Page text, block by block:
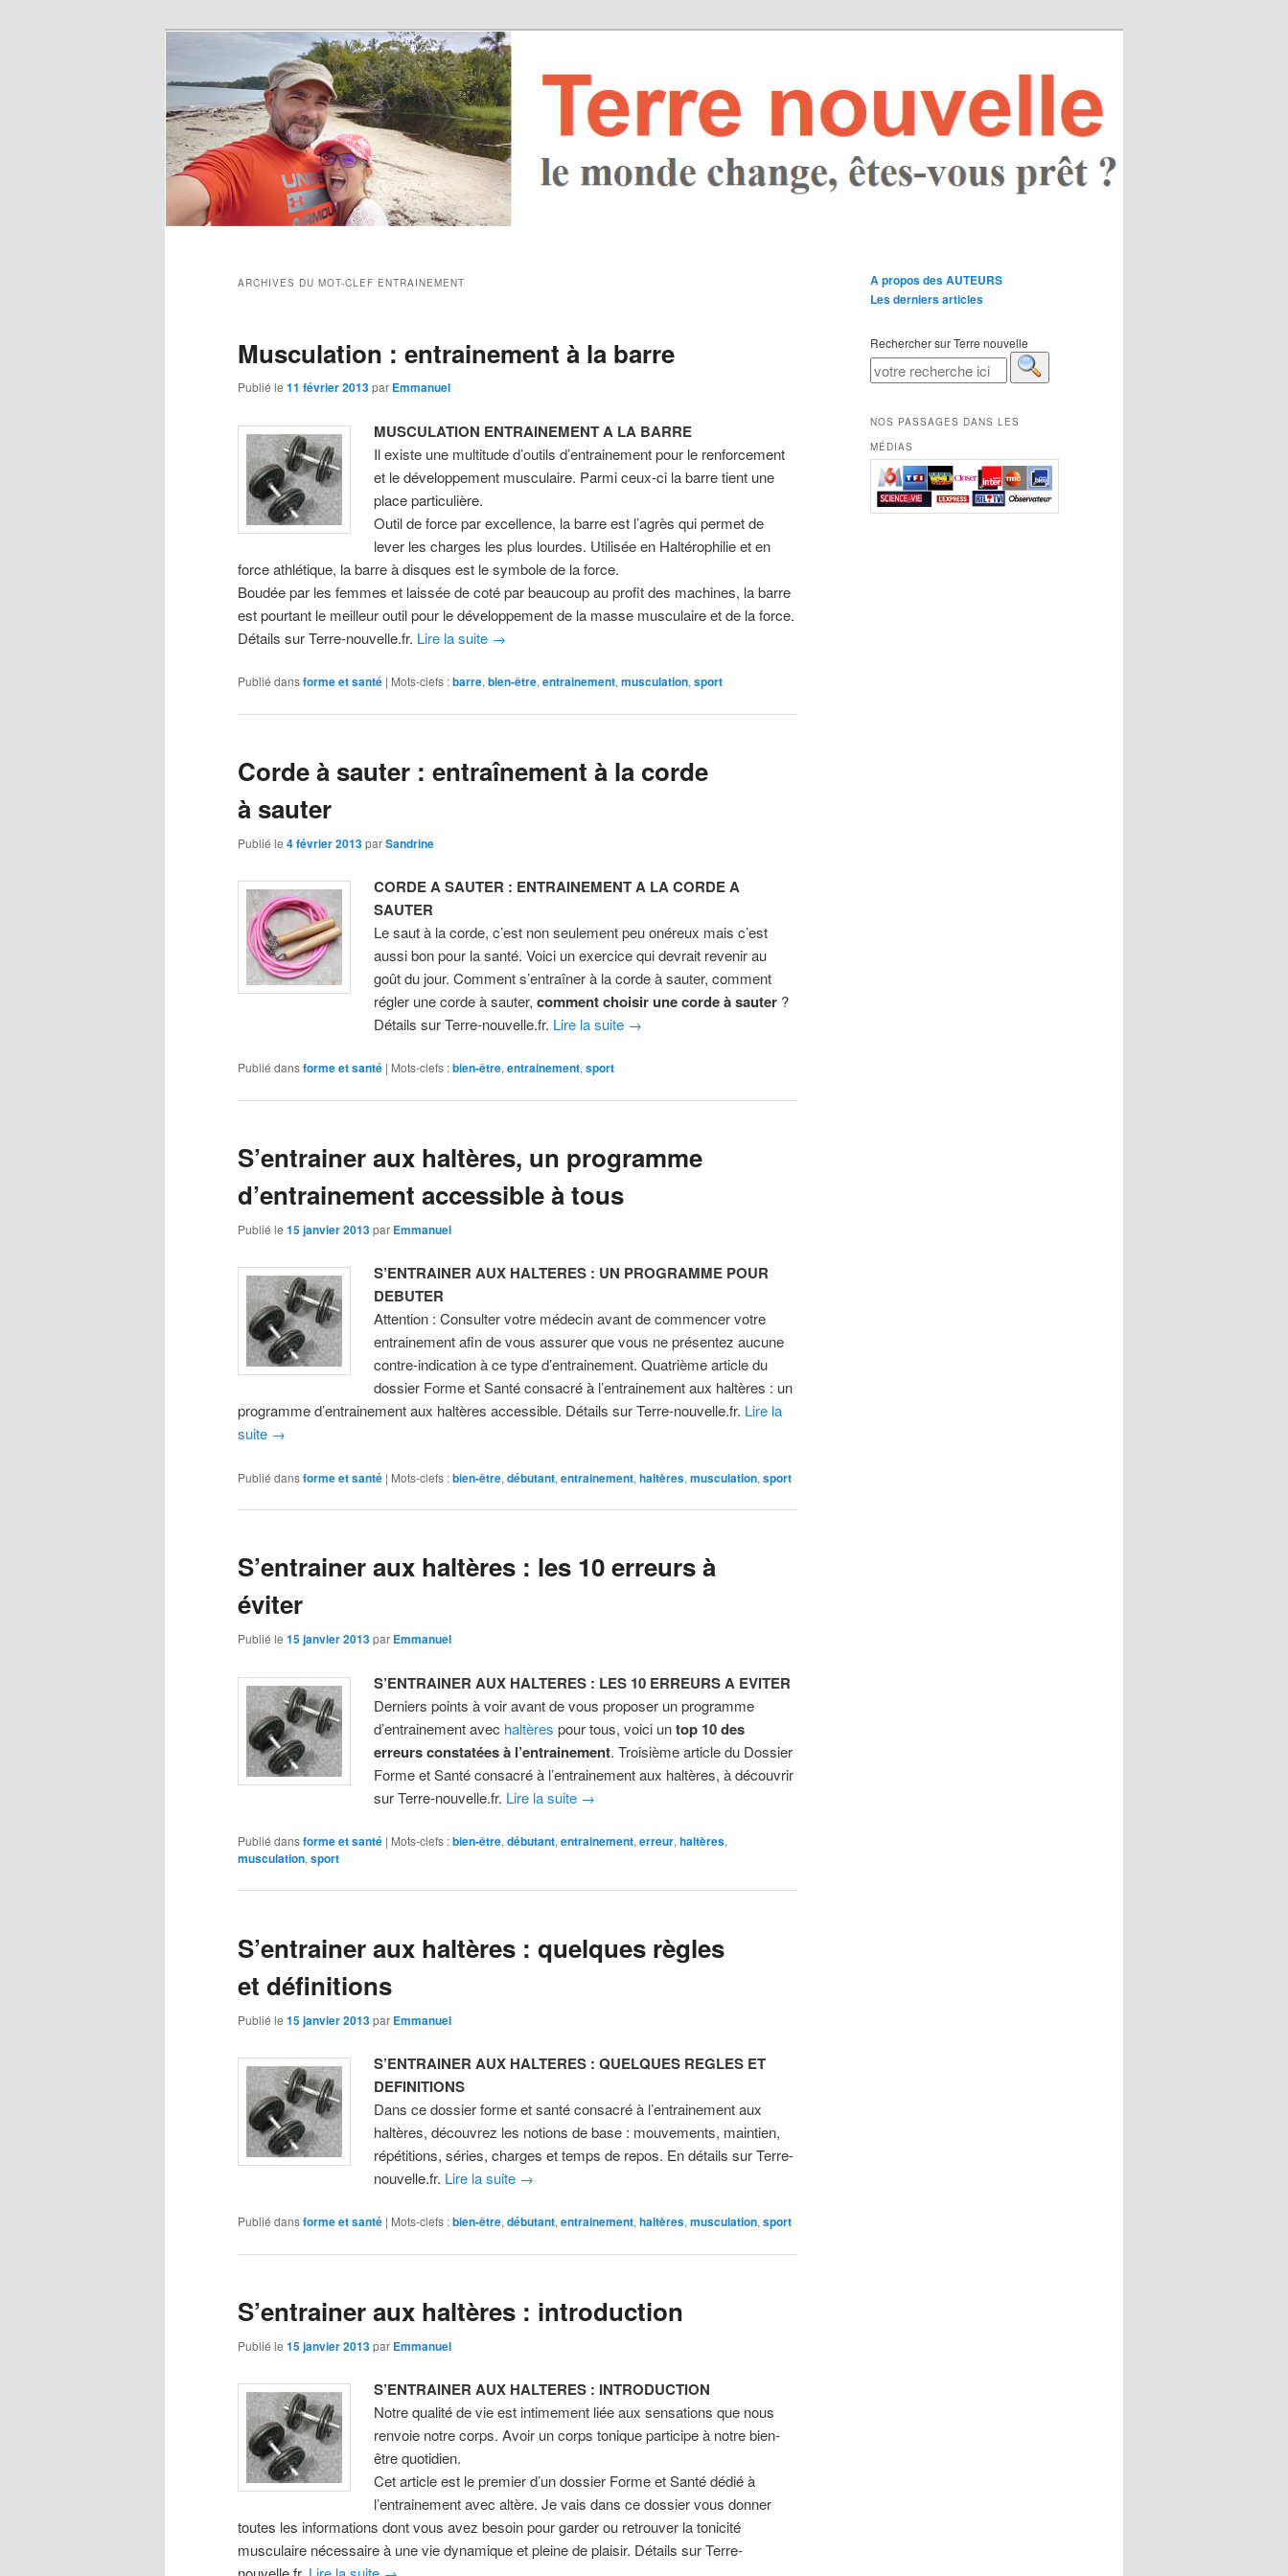
ARCHIVES DU MOT-CLEF ENTRAINEMENT
Musculation : entrainement à la barre
Publié le 11 février 2013par Emmanuel
MUSCULATION ENTRAINEMENT A LA BARRE
Il existe une multitude d’outils d’entrainement pour le renforcement
et le développement musculaire. Parmi ceux-ci la barre tient une
place particulière.
Outil de force par excellence, la barre est l’agrès qui permet de
lever les charges les plus lourdes. Utilisée en Haltérophilie et en
force athlétique, la barre à disques est le symbole de la force.
Boudée par les femmes et laissée de coté par beaucoup au profit des machines, la barre
est pourtant le meilleur outil pour le développement de la masse musculaire et de la force.
Détails sur Terre-nouvelle.fr. Lire la suite →
Publié dansforme et santé | Mots-clefs :barre, bien-être, entrainement, musculation, sport
Corde à sauter : entraînement à la corde
à sauter
Publié le 4 février 2013parSandrine
CORDE A SAUTER : ENTRAINEMENT A LA CORDE A
SAUTER
Le saut à la corde, c’est non seulement peu onéreux mais c’est
aussi bon pour la santé. Voici un exercice qui devrait revenir au
goût du jour. Comment s’entraîner à la corde à sauter, comment
régler une corde à sauter,comment choisir une corde à sauter ?
Détails sur Terre-nouvelle.fr. Lire la suite →
Publié dansforme et santé | Mots-clefs :bien-être,entrainement,sport
S’entrainer aux haltères, un programme
d’entrainement accessible à tous
Publié le 15 janvier 2013par Emmanuel
S’ENTRAINER AUX HALTERES : UN PROGRAMME POUR
DEBUTER
Attention : Consulter votre médecin avant de commencer votre
entrainement afin de vous assurer que vous ne présentez aucune
contre-indication à ce type d’entrainement. Quatrième article du
dossier Forme et Santé consacré à l’entrainement aux haltères : un
programme d’entrainement aux haltères accessible. Détails sur Terre-nouvelle.fr. Lire la
suite →
Publié dansforme et santé | Mots-clefs :bien-être, débutant, entrainement, haltères, musculation, sport
S’entrainer aux haltères : les 10 erreurs à
éviter
Publié le 15 janvier 2013par Emmanuel
S’ENTRAINER AUX HALTERES : LES 10 ERREURS A EVITER
Derniers points à voir avant de vous proposer un programme
d’entrainement avec haltères pour tous, voici untop 10 des
erreurs constatées à l’entrainement. Troisième article du Dossier
Forme et Santé consacré à l’entrainement aux haltères, à découvrir
sur Terre-nouvelle.fr. Lire la suite →
Publié dansforme et santé | Mots-clefs :bien-être, débutant, entrainement, erreur, haltères,
musculation, sport
S’entrainer aux haltères : quelques règles
et définitions
Publié le 15 janvier 2013par Emmanuel
S’ENTRAINER AUX HALTERES : QUELQUES REGLES ET
DEFINITIONS
Dans ce dossier forme et santé consacré à l’entrainement aux
haltères, découvrez les notions de base : mouvements, maintien,
répétitions, séries, charges et temps de repos. En détails sur Terre-
nouvelle.fr. Lire la suite →
Publié dansforme et santé | Mots-clefs :bien-être, débutant, entrainement, haltères, musculation, sport
S’entrainer aux haltères : introduction
Publié le 15 janvier 2013par Emmanuel
S’ENTRAINER AUX HALTERES : INTRODUCTION
Notre qualité de vie est intimement liée aux sensations que nous
renvoie notre corps. Avoir un corps tonique participe à notre bien-
être quotidien.
Cet article est le premier d’un dossier Forme et Santé dédié à
l’entrainement avec altère. Je vais dans ce dossier vous donner
toutes les informations dont vous avez besoin pour garder ou retrouver la tonicité
musculaire nécessaire à une vie dynamique et pleine de plaisir. Détails sur Terre-
A propos des AUTEURS
Les derniers articles
Rechercher sur Terre nouvelle
NOS PASSAGES DANS LES
MÉDIAS